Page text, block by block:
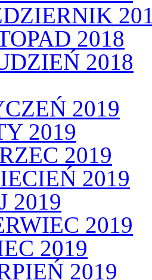
2018
2018
2019
2019
2019
2019
2019
2019
2019
2019